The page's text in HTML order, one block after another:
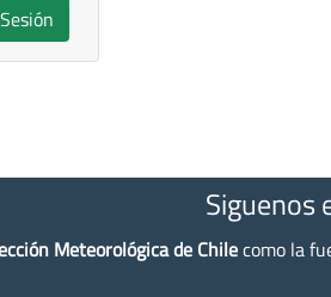
Siguenos
Meteorológica de Chilecomo la